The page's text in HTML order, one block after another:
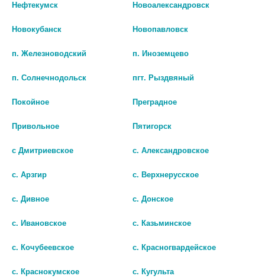
ВИТАМИНОМ F
В КОРЗИНУ
НОГТЕЙ 8 В1 SOS ФОРТЕ 10 МЛ
НОГТЕЙ УЛЬТРА ЭМАЛЬ ВВ (С
Нефтекумск Новоалександровск
Новокубанск Новопавловск
п. Железноводский п. Иноземцево
п. Солнечнодольск пгт. Рыздвяный
Покойное Преградное
Привольное Пятигорск
с Дмитриевское с. Александровское
с. Арзгир с. Верхнерусское
с. Дивное с. Донское
с. Ивановское с. Казьминское
с. Кочубеевское с. Красногвардейское
с. Краснокумское с. Кугульта